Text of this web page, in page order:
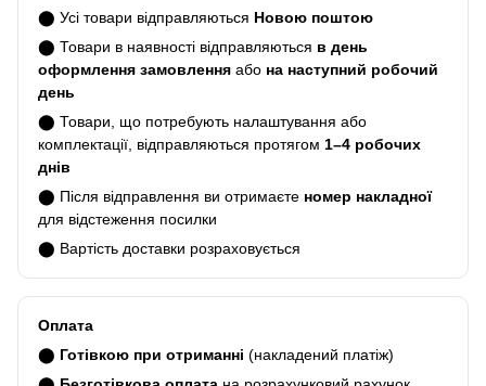
⬤ Усі товари відправляються Новою поштою
⬤ Товари в наявності відправляються в день
оформлення замовлення або на наступний робочий
день
⬤ Товари, що потребують налаштування або
комплектації, відправляються протягом 1–4 робочих
днів
⬤ Після відправлення ви отримаєте номер накладної
для відстеження посилки
⬤ Вартість доставки розраховується
Оплата
⬤ Готівкою при отриманні (накладений платіж)